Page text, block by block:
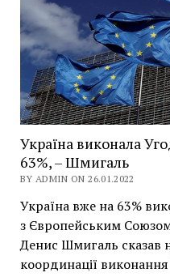
Україна виконала
63%, – Шмигаль
BY ADMIN ON 26.01.2022
Україна вже на 63%
з Європейським
Денис Шмигаль сказав
координації